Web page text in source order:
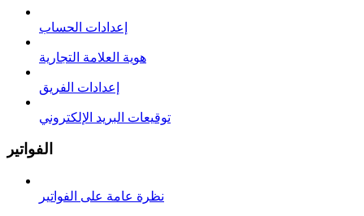
إعدادات الحساب
هوية العلامة التجارية
إعدادات الفريق
توقيعات البريد الإلكتروني
الفواتير
نظرة عامة على الفواتير